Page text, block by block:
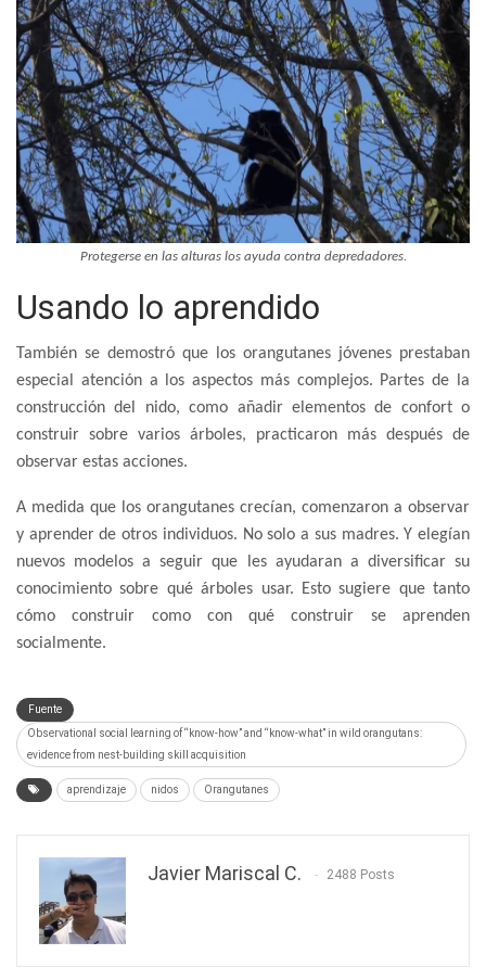
Protegerse en las alturas los ayuda contra depredadores.
Usando lo aprendido
También se demostró que los orangutanes jóvenes prestaban
especial atención a los aspectos más complejos. Partes de la
construcción del nido, como añadir elementos de confort o
construir sobre varios árboles, practicaron más después de
observar estas acciones.
A medida que los orangutanes crecían, comenzaron a observar
y aprender de otros individuos. No solo a sus madres. Y elegían
nuevos modelos a seguir que les ayudaran a diversificar su
conocimiento sobre qué árboles usar. Esto sugiere que tanto
cómo construir como con qué construir se aprenden
socialmente.
Fuente
Observational social learning of “know-how” and “know-what” in wild orangutans:
evidence from nest-building skill acquisition
aprendizaje nidos Orangutanes
Javier Mariscal C. 2488 Posts